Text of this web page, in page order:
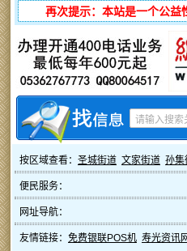
再次提示：本站是一个公益
按区域查看： 圣城街道 文家街道 孙集
便民服务：
网址导航：
友情链接： 免费银联POS机 寿光资讯